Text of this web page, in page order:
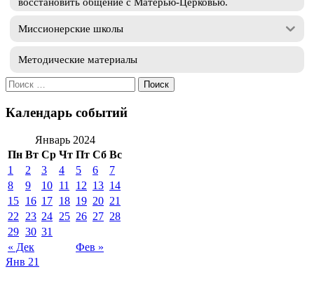
восстановить общение с Матерью-Церковью.
Миссионерские школы
Методические материалы
Искать:
Календарь событий
Январь 2024
Пн Вт Ср Чт Пт Сб Вс
« Дек Фев »
1 2 3 4 5 6
7
8
9 10 11 12 13 14
15 16 17 18 19 20 21
22
23 24 25 26 27 28
29 30 31
Янв 21